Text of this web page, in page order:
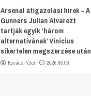
Arsenal átigazolási hírek – A
Gunners Julian Alvarezt
tartják egyik ‘három
alternatívának’ Vinicius
sikertelen megszerzése után
Kovács Péter 2026.08.08.